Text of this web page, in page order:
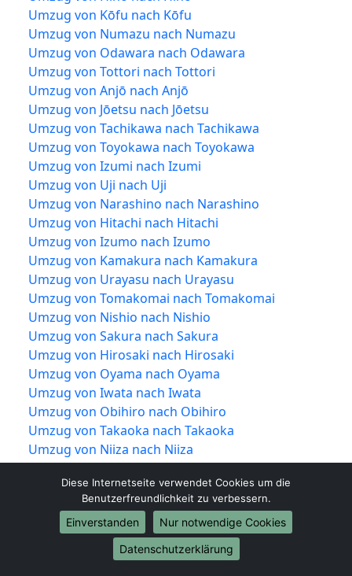
Umzug von Kōfu nach Kōfu
Umzug von Numazu nach Numazu
Umzug von Odawara nach Odawara
Umzug von Tottori nach Tottori
Umzug von Anjō nach Anjō
Umzug von Jōetsu nach Jōetsu
Umzug von Tachikawa nach Tachikawa
Umzug von Toyokawa nach Toyokawa
Umzug von Izumi nach Izumi
Umzug von Uji nach Uji
Umzug von Narashino nach Narashino
Umzug von Hitachi nach Hitachi
Umzug von Izumo nach Izumo
Umzug von Kamakura nach Kamakura
Umzug von Urayasu nach Urayasu
Umzug von Tomakomai nach Tomakomai
Umzug von Nishio nach Nishio
Umzug von Sakura nach Sakura
Umzug von Hirosaki nach Hirosaki
Umzug von Oyama nach Oyama
Umzug von Iwata nach Iwata
Umzug von Obihiro nach Obihiro
Umzug von Takaoka nach Takaoka
Umzug von Niiza nach Niiza
Umzug von Kushiro nach Kushiro
Umzug von Ube nach Ube
Umzug von Hadano nach Hadano
Umzug von Miyakonojō nach Miyakonojō
Umzug von Matsusaka nach Matsusaka
Umzug von Ōgaki nach Ōgaki
Diese Internetseite verwendet Cookies um die
Benutzerfreundlichkeit zu verbessern.
Einverstanden
Nur notwendige Cookies
Datenschutzerklärung